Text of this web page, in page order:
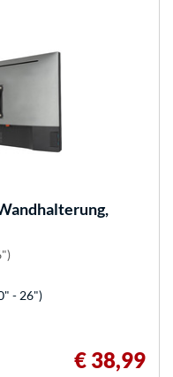
- 26")
€ 38,99